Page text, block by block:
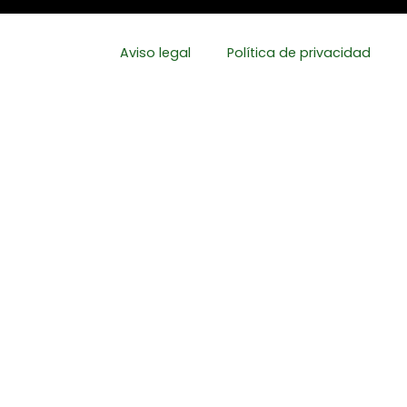
Aviso legal Política de privacidad